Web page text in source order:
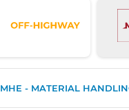
MHE - MATERIAL